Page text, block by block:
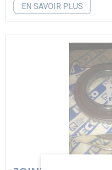
EN SAVOIR PLUS